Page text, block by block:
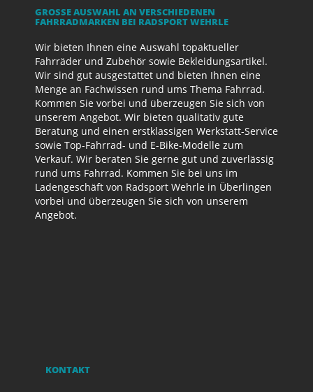
GROSSE AUSWAHL AN VERSCHIEDENEN F
AHRRADMARKEN BEI RADSPORT WEHRLE
Wir bieten Ihnen eine Auswahl topaktueller
Fahrräder und Zubehör sowie Bekleidungsartikel.
Wir sind gut ausgestattet und bieten Ihnen eine
Menge an Fachwissen rund ums Thema Fahrrad.
Kommen Sie vorbei und überzeugen Sie sich von
unserem Angebot. Wir bieten qualitativ gute
Beratung und einen erstklassigen Werkstatt-Service
sowie Top-Fahrrad- und E-Bike-Modelle zum
Verkauf. Wir beraten Sie gerne gut und zuverlässig
rund ums Fahrrad. Kommen Sie bei uns im
Ladengeschäft von Radsport Wehrle in Überlingen
vorbei und überzeugen Sie sich von unserem
Angebot.
KONTAKT